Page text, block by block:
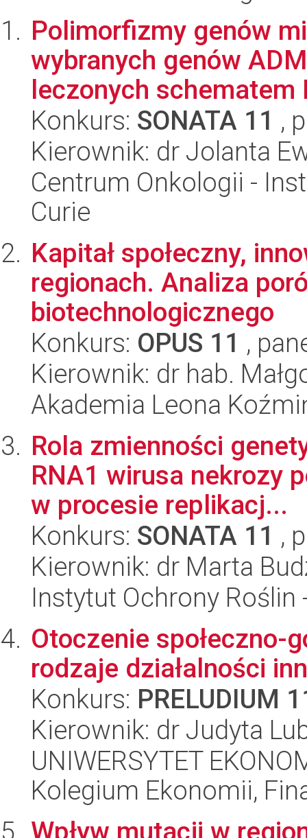
Polimorfizmy genów
wybranych genów
leczonych schematem
Konkurs: SONATA 11 ,
Kierownik: dr Jolanta
Centrum Onkologii -
Curie
Kapitał społeczny,
regionach. Analiza
biotechnologicznego
Konkurs: OPUS 11 ,
Kierownik: dr hab.
Akademia Leona
Rola zmienności
RNA1 wirusa nekrozy
w procesie replikacj...
Konkurs: SONATA 11 ,
Kierownik: dr Marta
Instytut Ochrony
Otoczenie społeczno-
rodzaje działalności
Konkurs: PRELUDIUM
Kierownik: dr Judyta
UNIWERSYTET
Kolegium Ekonomii,
Wpływ mutacji w